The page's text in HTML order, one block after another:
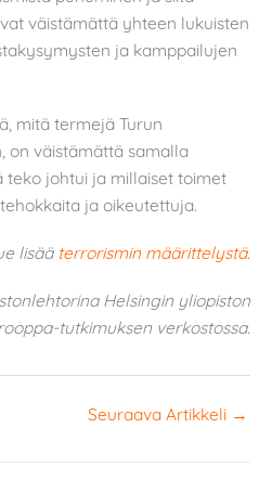
väistämättä yhteen lukuisten
ja kamppailujen
mitä termejä Turun
on väistämättä samalla
teko johtui ja millaiset toimet
ja oikeutettuja.
lisää terrorismin määrittelystä.
Helsingin yliopiston
tutkimuksen verkostossa.
Seuraava Artikkeli →